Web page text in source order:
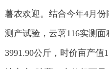
薯农欢迎。结合今年4月
测产试验，云薯116实测
3991.90公斤，时价亩产值